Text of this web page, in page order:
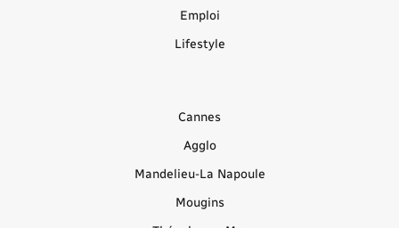
Emploi
Lifestyle
Cannes
Agglo
Mandelieu-La Napoule
Mougins